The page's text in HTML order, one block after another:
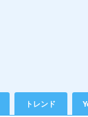
トレンド